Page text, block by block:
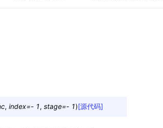
, index=- 1, stage=- 1)[源代码]